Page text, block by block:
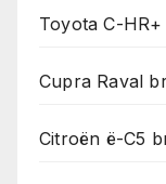
Toyota C-
Cupra Raval
Citroën ë-C5